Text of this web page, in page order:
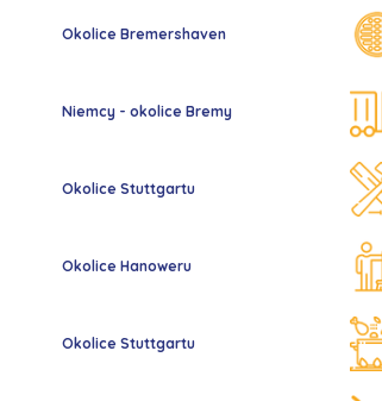
Okolice Bremershaven
Niemcy - okolice Bremy
Okolice Stuttgartu
Okolice Hanoweru
Okolice Stuttgartu